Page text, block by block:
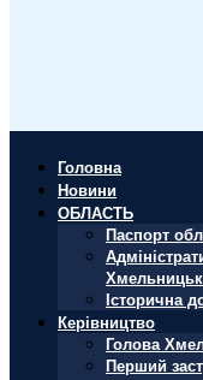
Головна
Новини
ОБЛАСТЬ
Паспорт
Історична
Керівництво
Голова
Перший